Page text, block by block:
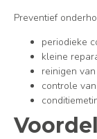
Preventief
periodieke
kleine
reinigen
controle